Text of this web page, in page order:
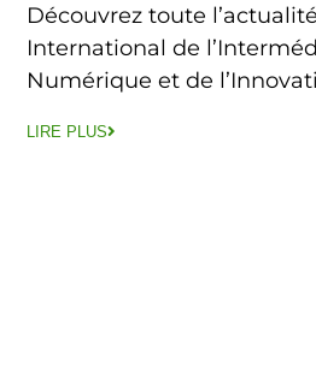
Découvrez toute
International de
Numérique et de
LIRE PLUS